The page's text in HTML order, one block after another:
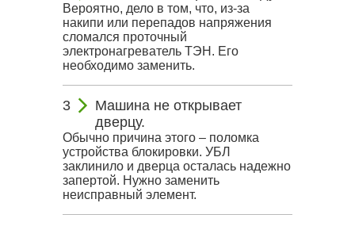
Вероятно, дело в том, что, из-за
накипи или перепадов напряжения
сломался проточный
электронагреватель ТЭН. Его
необходимо заменить.
Машина не открывает
дверцу.
Обычно причина этого – поломка
устройства блокировки. УБЛ
заклинило и дверца осталась надежно
запертой. Нужно заменить
неисправный элемент.